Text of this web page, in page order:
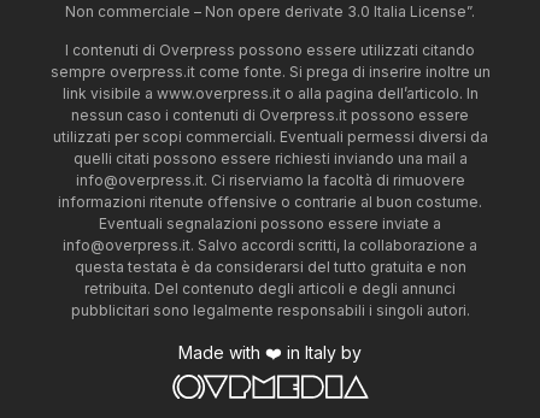
Non commerciale – Non opere derivate 3.0 Italia License”.
I contenuti di Overpress possono essere utilizzati citando
sempre overpress.it come fonte. Si prega di inserire inoltre un
link visibile a www.overpress.it o alla pagina dell’articolo. In
nessun caso i contenuti di Overpress.it possono essere
utilizzati per scopi commerciali. Eventuali permessi diversi da
quelli citati possono essere richiesti inviando una mail a
info@overpress.it. Ci riserviamo la facoltà di rimuovere
informazioni ritenute offensive o contrarie al buon costume.
Eventuali segnalazioni possono essere inviate a
info@overpress.it. Salvo accordi scritti, la collaborazione a
questa testata è da considerarsi del tutto gratuita e non
retribuita. Del contenuto degli articoli e degli annunci
pubblicitari sono legalmente responsabili i singoli autori.
Made with ❤️ in Italy by